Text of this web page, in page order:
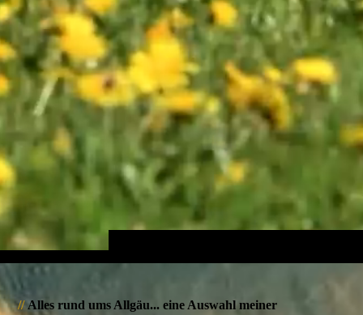
//Alles rund ums Allgäu... eine Auswahl meiner